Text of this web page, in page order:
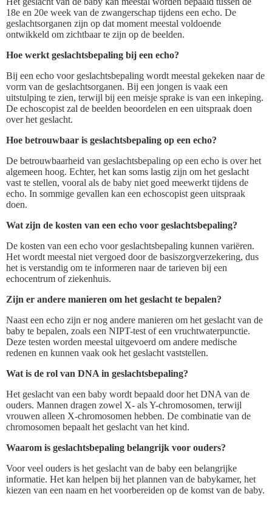
18e en 20e week van de zwangerschap tijdens een echo. De
geslachtsorganen zijn op dat moment meestal voldoende
ontwikkeld om zichtbaar te zijn op de beelden.
Hoe werkt geslachtsbepaling bij een echo?
Bij een echo voor geslachtsbepaling wordt meestal gekeken naar de
vorm van de geslachtsorganen. Bij een jongen is vaak een
uitstulping te zien, terwijl bij een meisje sprake is van een inkeping.
De echoscopist zal de beelden beoordelen en een uitspraak doen
over het geslacht.
Hoe betrouwbaar is geslachtsbepaling op een echo?
De betrouwbaarheid van geslachtsbepaling op een echo is over het
algemeen hoog. Echter, het kan soms lastig zijn om het geslacht
vast te stellen, vooral als de baby niet goed meewerkt tijdens de
echo. In sommige gevallen kan een echoscopist geen uitspraak
doen.
Wat zijn de kosten van een echo voor geslachtsbepaling?
De kosten van een echo voor geslachtsbepaling kunnen variëren.
Het wordt meestal niet vergoed door de basiszorgverzekering, dus
het is verstandig om te informeren naar de tarieven bij een
echocentrum of ziekenhuis.
Zijn er andere manieren om het geslacht te bepalen?
Naast een echo zijn er nog andere manieren om het geslacht van de
baby te bepalen, zoals een NIPT-test of een vruchtwaterpunctie.
Deze testen worden meestal uitgevoerd om andere medische
redenen en kunnen vaak ook het geslacht vaststellen.
Wat is de rol van DNA in geslachtsbepaling?
Het geslacht van een baby wordt bepaald door het DNA van de
ouders. Mannen dragen zowel X- als Y-chromosomen, terwijl
vrouwen alleen X-chromosomen hebben. De combinatie van de
chromosomen bepaalt het geslacht van het kind.
Waarom is geslachtsbepaling belangrijk voor ouders?
Voor veel ouders is het geslacht van de baby een belangrijke
informatie. Het kan helpen bij het plannen van de babykamer, het
kiezen van een naam en het voorbereiden op de komst van de baby.